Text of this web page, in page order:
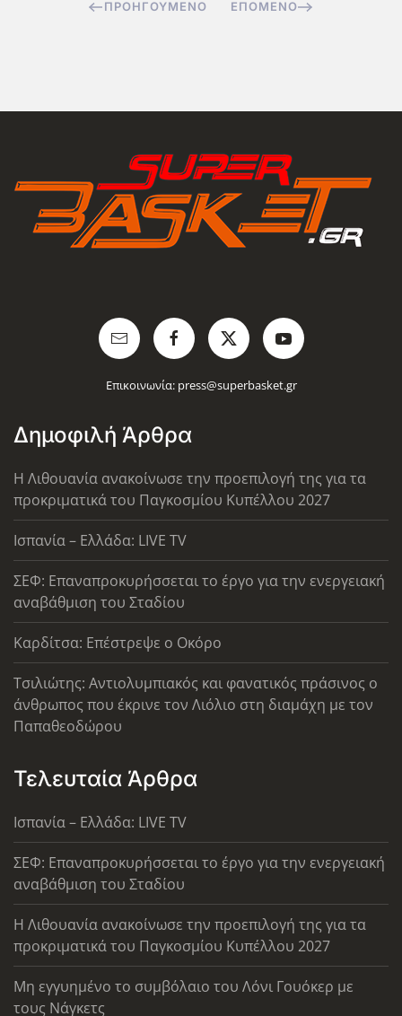
ΠΡΟΗΓΟΎΜΕΝΟ ΕΠΌΜΕΝΟ
Επικοινωνία: press@superbasket.gr
Δημοφιλή Άρθρα
Η Λιθουανία ανακοίνωσε την προεπιλογή της για τα
προκριματικά του Παγκοσμίου Κυπέλλου 2027
Ισπανία – Ελλάδα: LIVE TV
ΣΕΦ: Επαναπροκυρήσσεται το έργο για την ενεργειακή
αναβάθμιση του Σταδίου
Καρδίτσα: Επέστρεψε ο Οκόρο
Τσιλιώτης: Αντιολυμπιακός και φανατικός πράσινος ο
άνθρωπος που έκρινε τον Λιόλιο στη διαμάχη με τον
Παπαθεοδώρου
Τελευταία Άρθρα
Ισπανία – Ελλάδα: LIVE TV
ΣΕΦ: Επαναπροκυρήσσεται το έργο για την ενεργειακή
αναβάθμιση του Σταδίου
Η Λιθουανία ανακοίνωσε την προεπιλογή της για τα
προκριματικά του Παγκοσμίου Κυπέλλου 2027
Μη εγγυημένο το συμβόλαιο του Λόνι Γουόκερ με
τους Νάγκετς